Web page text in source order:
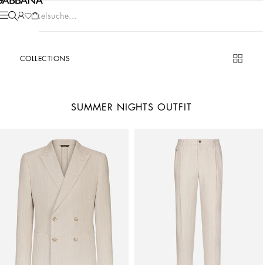
Artikelsuche...
COLLECTIONS
SUMMER NIGHTS OUTFIT